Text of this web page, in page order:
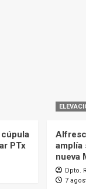
PTx
amplía
nueva
Dpto.
7